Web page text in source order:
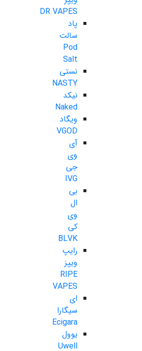
DR.VAPES
پاد
سالت
Pod
Salt
نستی
NASTY
نیکد
Naked
ویگاد
VGOD
آی
وی
جی
IVG
بی
ال
وی
کی
BLVK
رایپ
ویپز
RIPE
VAPES
ای
سیگارا
Ecigara
یوول
Uwell